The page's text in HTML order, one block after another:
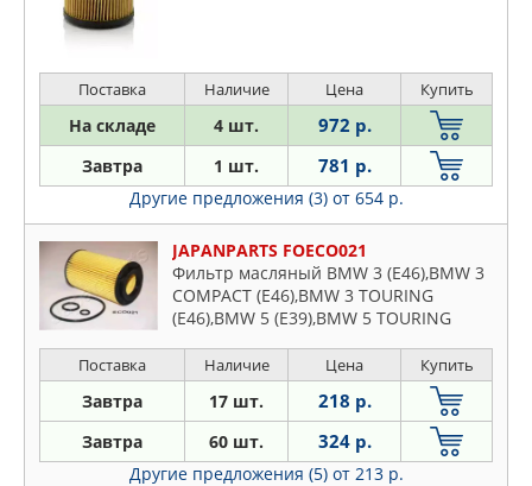
Поставка Наличие Цена Купить
На складе 4 шт. 972 р.
Завтра 1 шт. 781 р.
Другие предложения (3) от 654 р.
JAPANPARTS FOECO021
Фильтр масляный BMW 3 (E46),BMW 3
COMPACT (E46),BMW 3 TOURING
(E46),BMW 5 (E39),BMW 5 TOURING
ACCORD VII (CL),HONDA ACCORD VII
Поставка Наличие Цена Купить
Завтра 17 шт. 218 р.
Завтра 60 шт. 324 р.
Другие предложения (5) от 213 р.